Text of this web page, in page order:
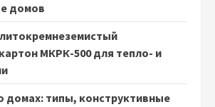
домов
МКРК-500 для тепло- и
домах: типы, конструктивные